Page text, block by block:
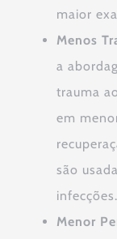
maior
Menos
a
trauma
em
são
infecções.
Menor